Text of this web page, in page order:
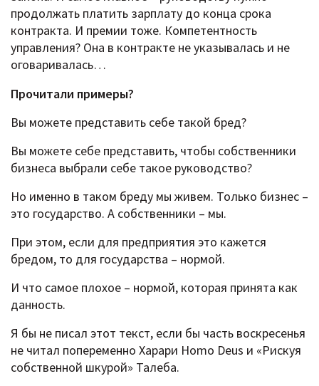
продолжать платить зарплату до конца срока
контракта. И премии тоже. Компетентность
управления? Она в контракте не указывалась и не
оговаривалась…
Прочитали примеры?
Вы можете представить себе такой бред?
Вы можете себе представить, чтобы собственники
бизнеса выбрали себе такое руководство?
Но именно в таком бреду мы живем. Только бизнес –
это государство. А собственники – мы.
При этом, если для предприятия это кажется
бредом, то для государства – нормой.
И что самое плохое – нормой, которая принята как
данность.
Я бы не писал этот текст, если бы часть воскресенья
не читал попеременно Харари Homo Deus и «Рискуя
собственной шкурой» Талеба.